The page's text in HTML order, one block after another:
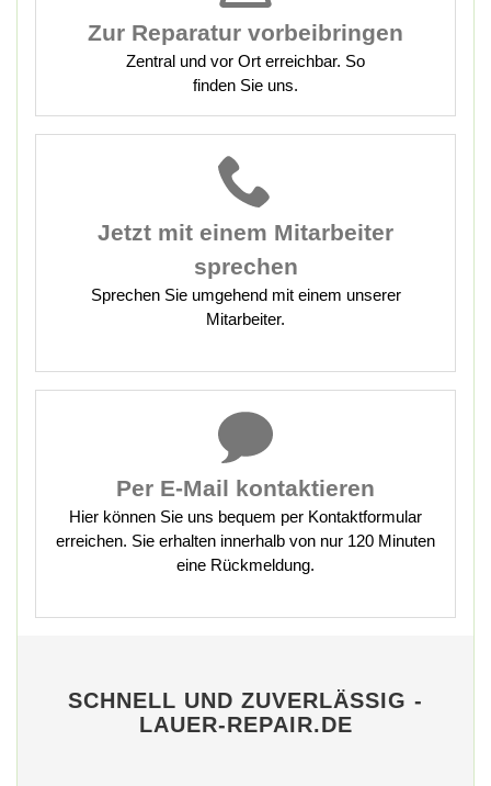
Zur Reparatur vorbeibringen
Zentral und vor Ort erreichbar. So
finden Sie uns.
Jetzt mit einem Mitarbeiter
sprechen
Sprechen Sie umgehend mit einem unserer
Mitarbeiter.
Per E-Mail kontaktieren
Hier können Sie uns bequem per Kontaktformular
erreichen. Sie erhalten innerhalb von nur 120 Minuten
eine Rückmeldung.
SCHNELL UND ZUVERLÄSSIG -
LAUER-REPAIR.DE